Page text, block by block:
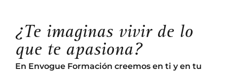
¿Te imaginas vivir de lo
que te apasiona?
En Envogue Formación creemos en ti y en tu